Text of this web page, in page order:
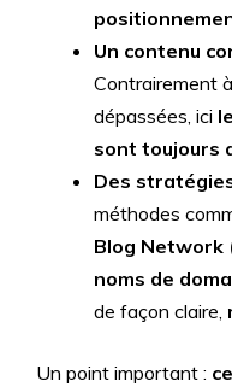
Un contenu
Contrairement
dépassées, ici
sont toujours
Des
méthodes
Blog Network
noms de
de façon claire,
Un point important :